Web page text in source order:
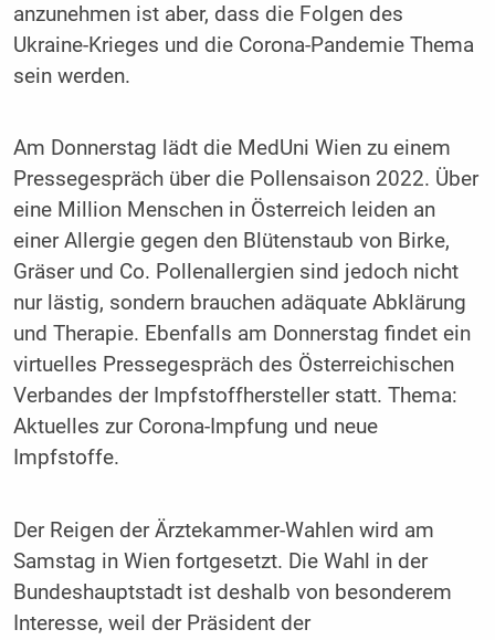
anzunehmen ist aber, dass die Folgen des
Ukraine-Krieges und die Corona-Pandemie Thema
sein werden.
Am Donnerstag lädt die MedUni Wien zu einem
Pressegespräch über die Pollensaison 2022. Über
eine Million Menschen in Österreich leiden an
einer Allergie gegen den Blütenstaub von Birke,
Gräser und Co. Pollenallergien sind jedoch nicht
nur lästig, sondern brauchen adäquate Abklärung
und Therapie. Ebenfalls am Donnerstag findet ein
virtuelles Pressegespräch des Österreichischen
Verbandes der Impfstoffhersteller statt. Thema:
Aktuelles zur Corona-Impfung und neue
Impfstoffe.
Der Reigen der Ärztekammer-Wahlen wird am
Samstag in Wien fortgesetzt. Die Wahl in der
Bundeshauptstadt ist deshalb von besonderem
Interesse, weil der Präsident der